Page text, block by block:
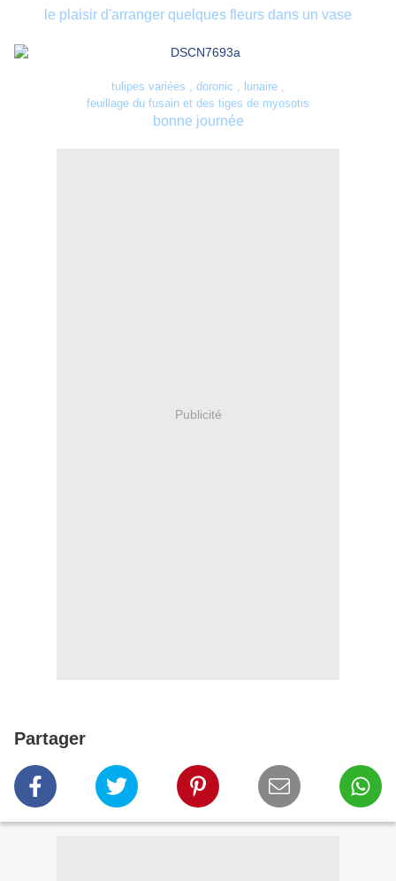
le plaisir d'arranger quelques fleurs dans un vase
tulipes variées , doronic , lunaire ,
feuillage du fusain et des tiges de myosotis
bonne journée
Publicité
Partager